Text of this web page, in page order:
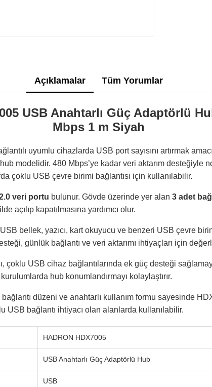
Açıklamalar Tüm Yorumlar
USB Anahtarlı Güç Adaptörlü
Mbps 1 m Siyah
uyumlu cihazlarda USB port sayısını artırmak
modelidir. 480 Mbps’ye kadar veri aktarım desteğiyle
çoklu USB çevre birimi bağlantısı için kullanılabilir.
veri portu bulunur. Gövde üzerinde yer alan 3 adet
açılıp kapatılmasına yardımcı olur.
bellek, yazıcı, kart okuyucu ve benzeri USB çevre
günlük bağlantı ve veri aktarımı ihtiyaçları için
çoklu USB cihaz bağlantılarında ek güç desteği
hub konumlandırmayı kolaylaştırır.
bağlantı düzeni ve anahtarlı kullanım formu sayesinde
USB bağlantı ihtiyacı olan alanlarda kullanılabilir.
HADRON HDX7005
USB Anahtarlı Güç Adaptörlü Hub
USB